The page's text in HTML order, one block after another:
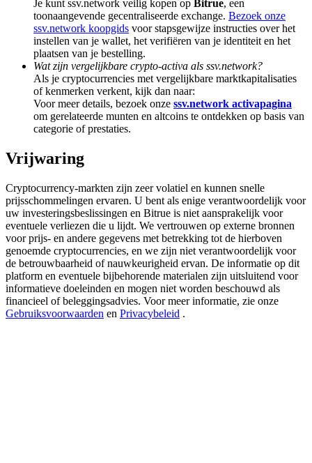
Exclusive for BitMart Users
Register & Trade to Win 500,000 USDT
Precious Metals Trading Carnival
Trade Gold & Silver · 33,333 USDT Bonus
USDT New User Exclusive 10% APR
USDT Flexible Staking | Daily Rewards
BTC New User Exclusive: 6.5% APR
BTC Flexible Staking | Daily Rewards
Je kunt ssv.network veilig kopen op Bitrue, een
toonaangevende gecentraliseerde exchange. Bezoek onze
ssv.network koopgids voor stapsgewijze instructies over het
instellen van je wallet, het verifiëren van je identiteit en het
plaatsen van je bestelling.
Wat zijn vergelijkbare crypto-activa als ssv.network?
Als je cryptocurrencies met vergelijkbare marktkapitalisaties
of kenmerken verkent, kijk dan naar:
Voor meer details, bezoek onze ssv.network activapagina
om gerelateerde munten en altcoins te ontdekken op basis van
categorie of prestaties.
Vrijwaring
Cryptocurrency-markten zijn zeer volatiel en kunnen snelle
prijsschommelingen ervaren. U bent als enige verantwoordelijk voor
uw investeringsbeslissingen en Bitrue is niet aansprakelijk voor
eventuele verliezen die u lijdt. We vertrouwen op externe bronnen
voor prijs- en andere gegevens met betrekking tot de hierboven
genoemde cryptocurrencies, en we zijn niet verantwoordelijk voor
de betrouwbaarheid of nauwkeurigheid ervan. De informatie op dit
platform en eventuele bijbehorende materialen zijn uitsluitend voor
informatieve doeleinden en mogen niet worden beschouwd als
financieel of beleggingsadvies. Voor meer informatie, zie onze
Gebruiksvoorwaarden en Privacybeleid .